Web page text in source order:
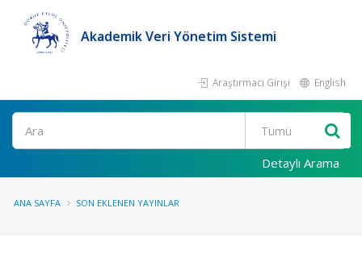
Akademik Veri Yönetim Sistemi
Araştırmacı Girişi English
Ara
Detaylı Arama
ANA SAYFA SON EKLENEN YAYINLAR